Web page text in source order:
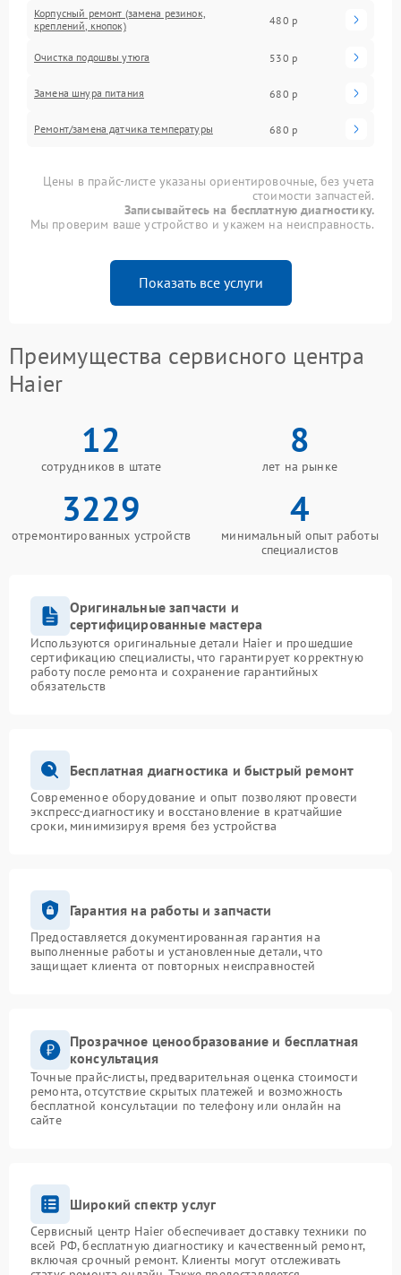
Корпусный ремонт (замена резинок,
креплений, кнопок)
480 р
Очистка подошвы утюга 530 р
Замена шнура питания 680 р
Ремонт/замена датчика температуры 680 р
Цены в прайс-листе указаны ориентировочные, без учета
стоимости запчастей.
Записывайтесь на бесплатную диагностику.
Мы проверим ваше устройство и укажем на неисправность.
Показать все услуги
Преимущества сервисного центра
Haier
12
сотрудников в штате
8
лет на рынке
3229
отремонтированных устройств
4
минимальный опыт работы
специалистов
Оригинальные запчасти и
сертифицированные мастера
Используются оригинальные детали Haier и прошедшие
сертификацию специалисты, что гарантирует корректную
работу после ремонта и сохранение гарантийных
обязательств
Бесплатная диагностика и быстрый ремонт
Современное оборудование и опыт позволяют провести
экспресс-диагностику и восстановление в кратчайшие
сроки, минимизируя время без устройства
Гарантия на работы и запчасти
Предоставляется документированная гарантия на
выполненные работы и установленные детали, что
защищает клиента от повторных неисправностей
Прозрачное ценообразование и бесплатная
консультация
Точные прайс-листы, предварительная оценка стоимости
ремонта, отсутствие скрытых платежей и возможность
бесплатной консультации по телефону или онлайн на
сайте
Широкий спектр услуг
Сервисный центр Haier обеспечивает доставку техники по
всей РФ, бесплатную диагностику и качественный ремонт,
включая срочный ремонт. Клиенты могут отслеживать